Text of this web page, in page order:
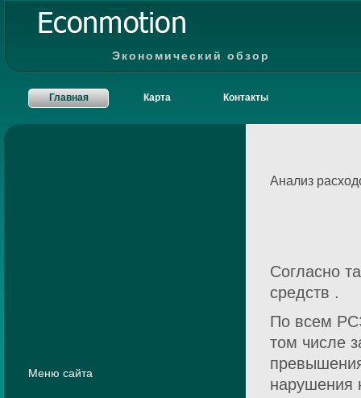
Экономический обзор
Главная Карта Контакты
Анализ
Согласно
средств .
По всем
том числе
нарушения
Меню сайта